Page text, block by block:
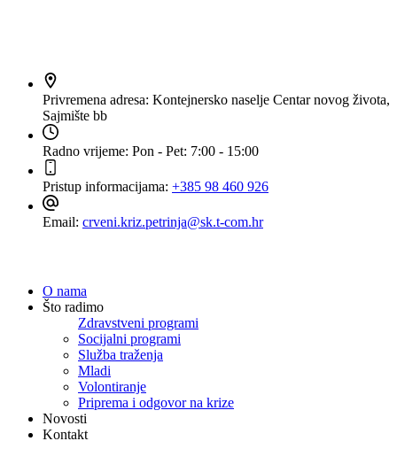
Privremena adresa: Kontejnersko naselje Centar novog života,
Sajmište bb
Radno vrijeme: Pon - Pet: 7:00 - 15:00
Pristup informacijama: +385 98 460 926
Email: crveni.kriz.petrinja@sk.t-com.hr
O nama
Što radimo
Zdravstveni programi
Socijalni programi
Služba traženja
Mladi
Volontiranje
Priprema i odgovor na krize
Novosti
Kontakt